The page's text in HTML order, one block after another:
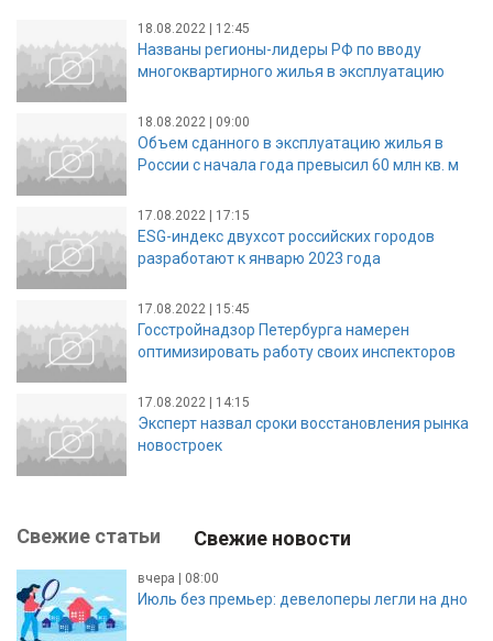
18.08.2022 | 12:45
Названы регионы-лидеры РФ по вводу
многоквартирного жилья в эксплуатацию
18.08.2022 | 09:00
Объем сданного в эксплуатацию жилья в
России с начала года превысил 60 млн кв. м
17.08.2022 | 17:15
ESG-индекс двухсот российских городов
разработают к январю 2023 года
17.08.2022 | 15:45
Госстройнадзор Петербурга намерен
оптимизировать работу своих инспекторов
17.08.2022 | 14:15
Эксперт назвал сроки восстановления рынка
новостроек
Свежие статьи Свежие новости
вчера | 08:00
Июль без премьер: девелоперы легли на дно